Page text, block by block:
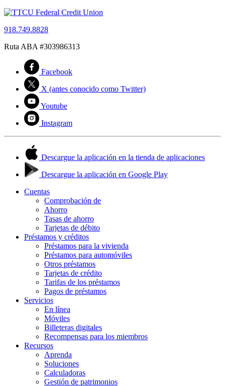
918.749.8828
Ruta ABA #303986313
Facebook
X (antes conocido como Twitter)
Youtube
Instagram
Descargue la aplicación en la tienda de aplicaciones
Descargue la aplicación en Google Play
Cuentas
Comprobación de
Ahorro
Tasas de ahorro
Tarjetas de débito
Préstamos y créditos
Préstamos para la vivienda
Préstamos para automóviles
Otros préstamos
Tarjetas de crédito
Tarifas de los préstamos
Pagos de préstamos
Servicios
En línea
Móviles
Billeteras digitales
Recompensas para los miembros
Recursos
Aprenda
Soluciones
Calculadoras
Gestión de patrimonios